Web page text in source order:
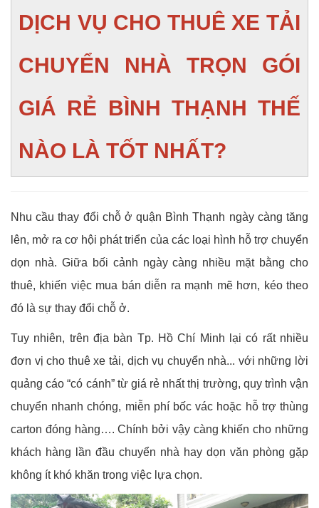
DỊCH VỤ CHO THUÊ XE TẢI
CHUYỂN NHÀ TRỌN GÓI
GIÁ RẺ BÌNH THẠNH THẾ
NÀO LÀ TỐT NHẤT?
Nhu cầu thay đổi chỗ ở quận Bình Thạnh ngày càng tăng
lên, mở ra cơ hội phát triển của các loại hình hỗ trợ chuyển
dọn nhà. Giữa bối cảnh ngày càng nhiều mặt bằng cho
thuê, khiến việc mua bán diễn ra mạnh mẽ hơn, kéo theo
đó là sự thay đổi chỗ ở.
Tuy nhiên, trên địa bàn Tp. Hồ Chí Minh lại có rất nhiều
đơn vị cho thuê xe tải, dịch vụ chuyển nhà... với những lời
quảng cáo “có cánh” từ giá rẻ nhất thị trường, quy trình vận
chuyển nhanh chóng, miễn phí bốc vác hoặc hỗ trợ thùng
carton đóng hàng…. Chính bởi vậy càng khiến cho những
khách hàng lần đầu chuyển nhà hay dọn văn phòng gặp
không ít khó khăn trong việc lựa chọn.